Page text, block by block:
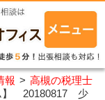
報 > 高槻の税理士
】 20180817 少